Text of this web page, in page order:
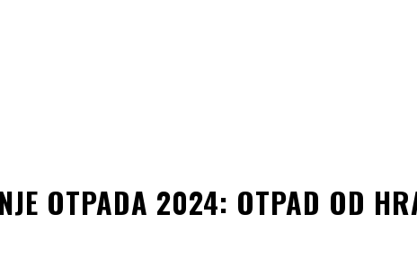
OTPADA 2024: OTPAD OD